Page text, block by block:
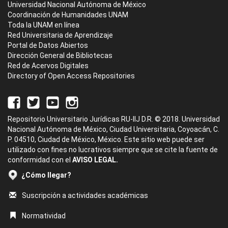
Universidad Nacional Autónoma de México
Coordinación de Humanidades UNAM
Toda la UNAM en línea
Red Universitaria de Aprendizaje
Portal de Datos Abiertos
Dirección General de Bibliotecas
Red de Acervos Digitales
Directory of Open Access Repositories
Repositorio Universitario Jurídicas RU-IIJ D.R. © 2018. Universidad
Nacional Autónoma de México, Ciudad Universitaria, Coyoacán, C.
P. 04510, Ciudad de México, México. Este sitio web puede ser
utilizado con fines no lucrativos siempre que se cite la fuente de
conformidad con el AVISO LEGAL.
¿Cómo llegar?
Suscripción a actividades académicas
Normatividad